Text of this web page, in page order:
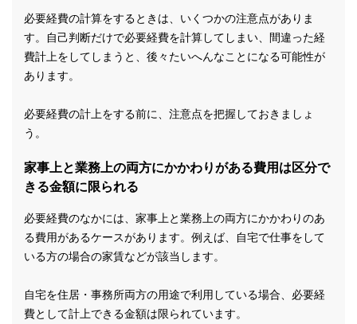
必要経費の計算をするときは、いくつかの注意点がありま
す。自己判断だけで必要経費を計算してしまい、間違った経
費計上をしてしまうと、後々たいへんなことになる可能性が
あります。
必要経費の計上をする前に、注意点を把握しておきましょ
う。
家事上と業務上の両方にかかわりがある費用は区分で
きる金額に限られる
必要経費のなかには、家事上と業務上の両方にかかわりのあ
る費用があるケースがあります。例えば、自宅で仕事をして
いる方の場合の家賃などが該当します。
自宅を住居・事務所両方の用途で利用している場合、必要経
費として計上できる金額は限られています。